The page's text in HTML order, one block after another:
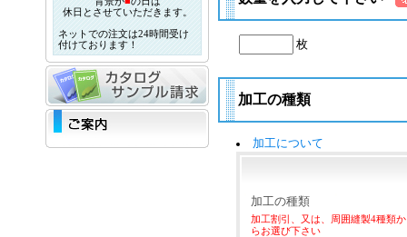
休日とさせていただきます。
ネットでの注文は24時間受け
付けております！
枚
加工の種類
加工について
加工の種類
加工割引、又は、周囲縫製4種類か
らお選び下さい